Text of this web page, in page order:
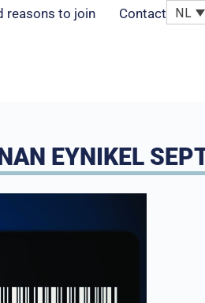
reasons to join Contact NL
EYNIKEL